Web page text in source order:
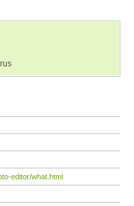
editor/what.html